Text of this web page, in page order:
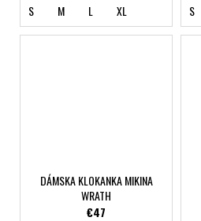
S M L XL S
DÁMSKA KLOKANKA MIKINA
WRATH
€47